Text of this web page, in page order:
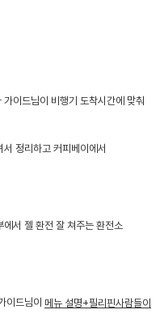
이드님이 비행기 도착시간에 맞춰
정리하고 커피베이에서
서 젤 환전 잘 쳐주는 환전소
이드님이 메뉴 설명+필리핀사람들이